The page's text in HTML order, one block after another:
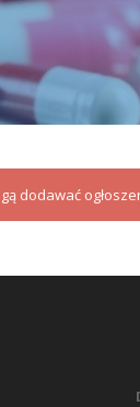
dodawać